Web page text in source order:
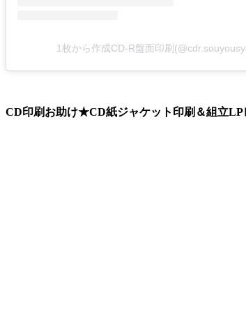
1枚から作成CD-R盤面印刷
CD印刷お助け★CD紙ジャケット印刷＆組立LP